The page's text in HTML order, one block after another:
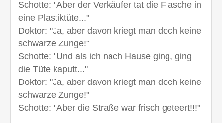
Schotte: "Aber der Verkäufer tat die Flasche in
eine Plastiktüte..."
Doktor: "Ja, aber davon kriegt man doch keine
schwarze Zunge!"
Schotte: "Und als ich nach Hause ging, ging
die Tüte kaputt..."
Doktor: "Ja, aber davon kriegt man doch keine
schwarze Zunge!"
Schotte: "Aber die Straße war frisch geteert!!!"